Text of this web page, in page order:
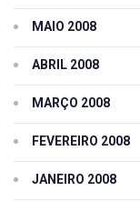
MAIO 2008
ABRIL 2008
MARÇO 2008
FEVEREIRO 2008
JANEIRO 2008